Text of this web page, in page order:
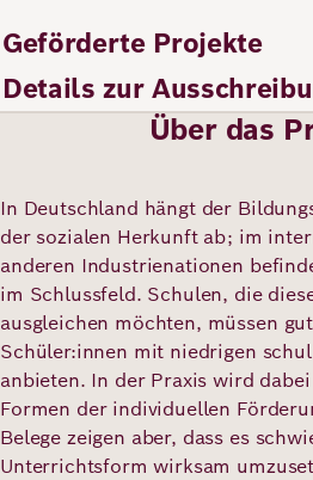
Geförderte Projekte
Details zur
Über das
In Deutschland hängt der
der sozialen Herkunft ab; im
anderen Industrienationen
im Schlussfeld. Schulen, die
ausgleichen möchten, müssen
Schüler:innen mit niedrigen
anbieten. In der Praxis wird
Formen der individuellen
Belege zeigen aber, dass es
Unterrichtsform wirksam